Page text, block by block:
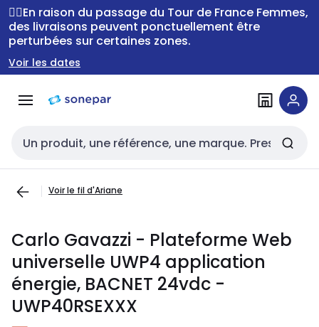
Passer à la
navigation
Passer
au
contenu
🚴‍♂️En raison du passage du Tour de France Femmes,
des livraisons peuvent ponctuellement être
perturbées sur certaines zones.
Voir les dates
Entrée de recherche
Voir le fil d'Ariane
Carlo Gavazzi - Plateforme Web
universelle UWP4 application
énergie, BACNET 24vdc -
UWP40RSEXXX